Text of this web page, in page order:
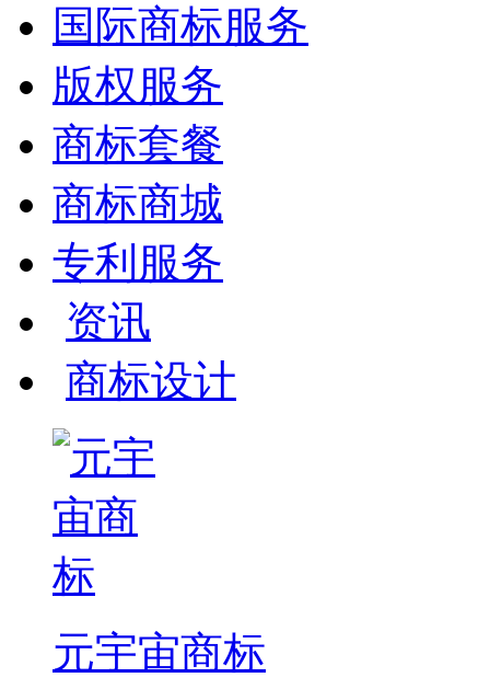
国际商标服务
版权服务
商标套餐
商标商城
专利服务
资讯
商标设计
元宇宙商标